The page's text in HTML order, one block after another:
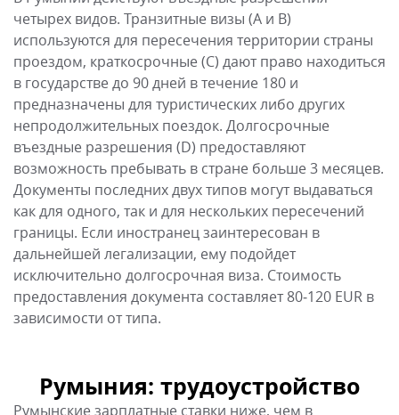
четырех видов. Транзитные визы (А и В)
используются для пересечения территории страны
проездом, краткосрочные (С) дают право находиться
в государстве до 90 дней в течение 180 и
предназначены для туристических либо других
непродолжительных поездок. Долгосрочные
въездные разрешения (D) предоставляют
возможность пребывать в стране больше 3 месяцев.
Документы последних двух типов могут выдаваться
как для одного, так и для нескольких пересечений
границы. Если иностранец заинтересован в
дальнейшей легализации, ему подойдет
исключительно долгосрочная виза. Стоимость
предоставления документа составляет 80‒120 EUR в
зависимости от типа.
Румыния: трудоустройство
Румынские зарплатные ставки ниже, чем в